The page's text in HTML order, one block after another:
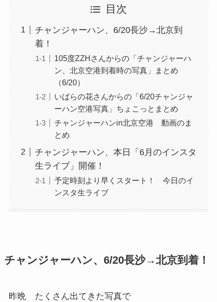
目次
チャンジャーハン、6/20長沙→北京到
着！
105度ZZHさんからの「チャンジャーハ
ン、北京空港到着時の写真」まとめ
（6/20）
いばらの花さんからの「6/20チャンジャ
ーハン空港写真」ちょこっとまとめ
チャンジャーハンin北京空港 動画のま
とめ
チャンジャーハン、本日「6月のインスタ
生ライブ」開催！
予定時刻より早くスタート！ 今日のイ
ンスタ生ライブ
チャンジャーハン、6/20長沙→北京到着！
昨晩 たくさん出てきた写真で